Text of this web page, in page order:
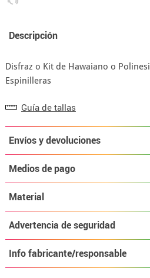
Descripción
Disfraz o Kit de Hawaiano o
Espinilleras
Guía de tallas
Envíos y devoluciones
Medios de pago
Material
Advertencia de seguridad
Info fabricante/responsable